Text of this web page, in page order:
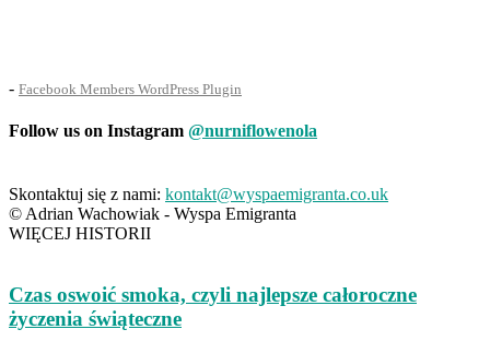
- Facebook Members WordPress Plugin
Follow us on Instagram @nurniflowenola
Skontaktuj się z nami: kontakt@wyspaemigranta.co.uk
© Adrian Wachowiak - Wyspa Emigranta
WIĘCEJ HISTORII
Czas oswoić smoka, czyli najlepsze całoroczne
życzenia świąteczne